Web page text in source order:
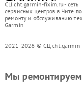
СЦ cht.garmin-fixim.ru - сеть
сервисных центров в Чите по
ремонту и обслуживанию
Garmin
2021-2026 © СЦ
Мы ремонтируем